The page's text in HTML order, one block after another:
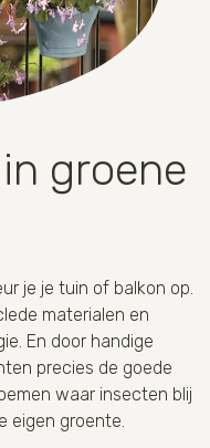
groene
je je tuin of balkon op.
materialen en
En door handige
precies de goede
waar insecten blij
eigen groente.